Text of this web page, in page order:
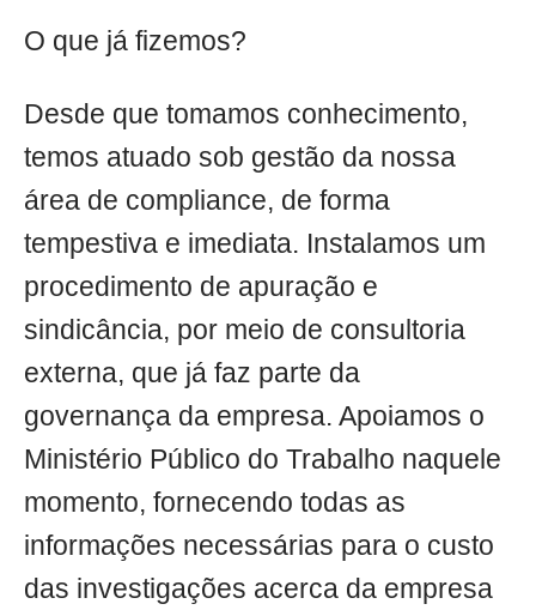
O que já fizemos?
Desde que tomamos conhecimento,
temos atuado sob gestão da nossa
área de compliance, de forma
tempestiva e imediata. Instalamos um
procedimento de apuração e
sindicância, por meio de consultoria
externa, que já faz parte da
governança da empresa. Apoiamos o
Ministério Público do Trabalho naquele
momento, fornecendo todas as
informações necessárias para o custo
das investigações acerca da empresa